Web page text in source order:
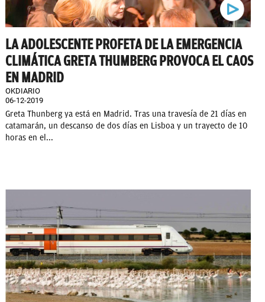
LA ADOLESCENTE PROFETA DE LA EMERGENCIA
CLIMÁTICA GRETA THUMBERG PROVOCA EL CAOS
EN MADRID
OKDIARIO
06-12-2019
Greta Thunberg ya está en Madrid. Tras una travesía de 21 días en
catamarán, un descanso de dos días en Lisboa y un trayecto de 10
horas en el...